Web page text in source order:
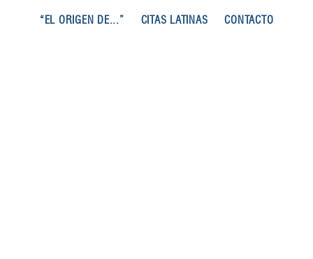
“EL ORIGEN DE...” CITAS LATINAS CONTACTO